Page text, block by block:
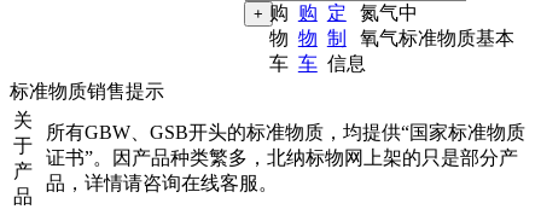
购
物
车
购
物
车
定
制
氮气中
氧气标准物质基本
信息
标准物质销售提示
关
于
产
品
所有GBW、GSB开头的标准物质，均提供“国家标准物质
证书”。因产品种类繁多，北纳标物网上架的只是部分产
品，详情请咨询在线客服。